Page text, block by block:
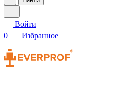
Войти
0
Избранное